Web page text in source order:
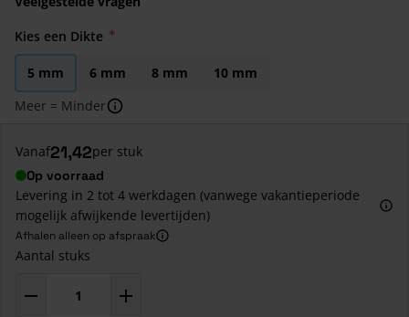
Kies een Dikte
5 mm 6 mm 8 mm
10 mm
Meer = Minder
Vanaf21,42per stuk
Op voorraad
Levering in 2 tot 4 werkdagen (vanwege vakantieperiode
mogelijk afwijkende levertijden)
Afhalen alleen op afspraak
Aantal stuks